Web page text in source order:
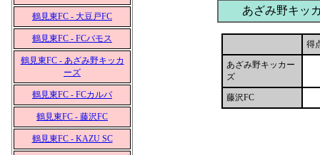
鶴見東FC - 大豆戸FC
鶴見東FC - FCバモス
鶴見東FC - あざみ野キッカ
ーズ
鶴見東FC - FCカルパ
鶴見東FC - 藤沢FC
鶴見東FC - KAZU SC
あざみ野キッ
得
あざみ野キッカー
ズ
藤沢FC